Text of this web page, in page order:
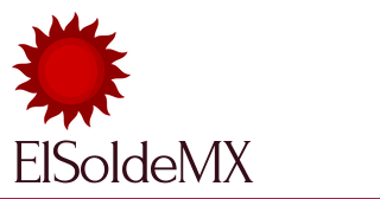
ElSoldeMX